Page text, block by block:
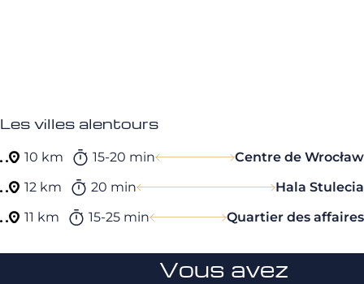
Les villes alentours
10 km 15-20 min
Centre de Wrocław
12 km
20 min
Hala Stulecia
11 km
15-25 min Quartier des affaires
Vous avez